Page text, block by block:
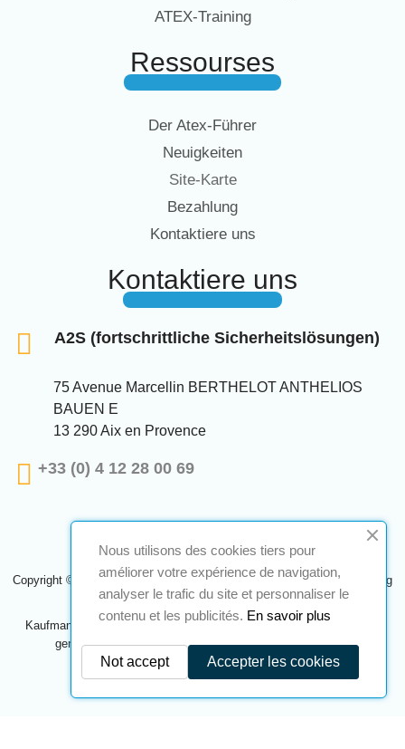
ATEX-Training
Ressourses
Der Atex-Führer
Neuigkeiten
Site-Karte
Bezahlung
Kontaktiere uns
Kontaktiere uns
A2S (fortschrittliche Sicherheitslösungen)
75 Avenue Marcellin BERTHELOT ANTHELIOS
BAUEN E
13 290 Aix en Provence
+33 (0) 4 12 28 00 69
Copyright © 2024 A2S ATEX. Alle Rechte vorbehalten. Eine Realisierung
Navilog
Kaufmann, der von der offensichtlichen Meinung des Unternehmens
genehmigt wurde,Klicken Sie hier, um es zu überprüfen.
Nous utilisons des cookies tiers pour
améliorer votre expérience de navigation,
analyser le trafic du site et personnaliser le
contenu et les publicités. En savoir plus
Accepter les cookies
Not accept